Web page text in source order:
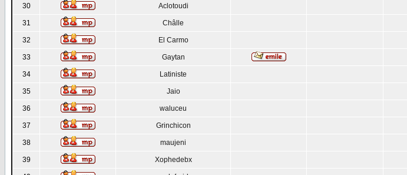
30 Aclotoudi
31 Châlle
32 El Carmo
33 Gaytan
34 Latiniste
35 Jaio
36 waluceu
37 Grinchicon
38 maujeni
39 Xophedebx